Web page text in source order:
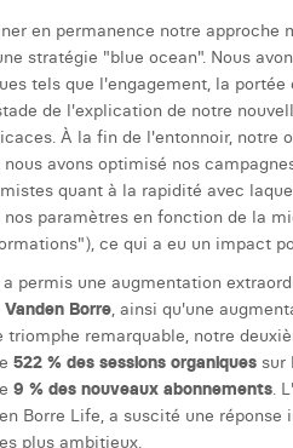
en permanence notre
stratégie "blue ocean". Nous
tels que l'engagement, la
de l'explication de notre
À la fin de l'entonnoir,
avons optimisé nos
quant à la rapidité avec
paramètres en fonction de la
ce qui a eu un impact
permis une augmentation
Borre, ainsi qu'une
triomphe remarquable, notre
522 % des sessions organiques sur
9 % des nouveaux abonnements.
Borre Life, a suscité une
plus ambitieux.